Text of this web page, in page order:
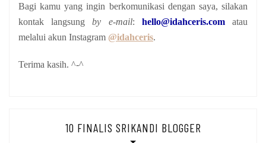
Bagi kamu yang ingin berkomunikasi dengan saya, silakan
kontak langsungby e-mail: hello@idahceris.com
atau
melalui akun Instagram @idahceris.
Terima kasih. ^-^
10 FINALIS SRIKANDI BLOGGER